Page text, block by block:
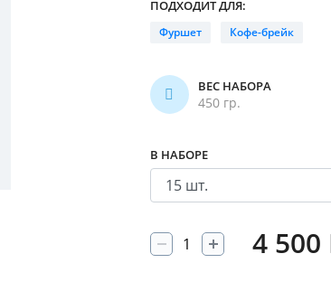
ПОДХОДИТ ДЛЯ:
Фуршет Кофе-брейк
ВЕС НАБОРА
450 гр.
В НАБОРЕ
4 500